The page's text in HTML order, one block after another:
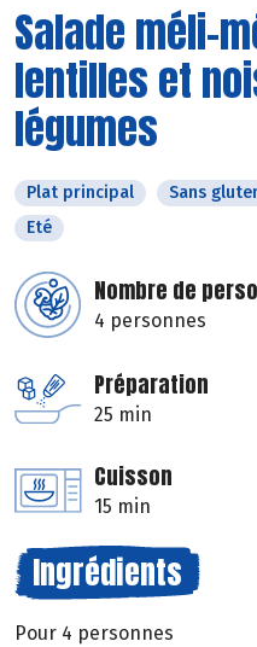
Salade méli-
lentilles et
légumes
Plat principal Sans
Eté
Nombre de
4 personnes
Préparation
25 min
Cuisson
15 min
Ingrédients
Pour 4 personnes